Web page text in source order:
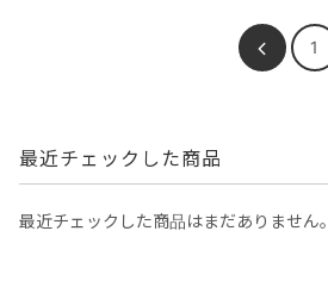
1
最近チェックした商品
最近チェックした商品はまだありません。